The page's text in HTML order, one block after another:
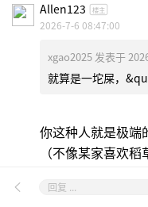
Allen123 楼主
2026-7-6 08:47:00
xgao2025 发表于
就算是一坨屎，
你这种人就是极端
（不像某家喜欢
客户并不是每个
docker，虚拟机
回复 ...